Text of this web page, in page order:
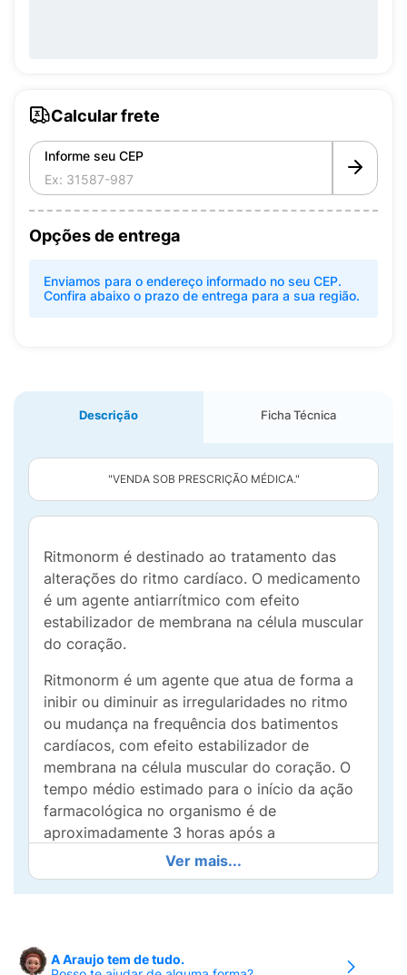
Calcular frete
Informe seu CEP
Opções de entrega
Enviamos para o endereço informado no seu CEP.
Confira abaixo o prazo de entrega para a sua região.
Descrição Ficha Técnica
"VENDA SOB PRESCRIÇÃO MÉDICA."
Ritmonorm é destinado ao tratamento das
alterações do ritmo cardíaco. O medicamento
é um agente antiarrítmico com efeito
estabilizador de membrana na célula muscular
do coração.
Ritmonorm é um agente que atua de forma a
inibir ou diminuir as irregularidades no ritmo
ou mudança na frequência dos batimentos
cardíacos, com efeito estabilizador de
membrana na célula muscular do coração. O
tempo médio estimado para o início da ação
farmacológica no organismo é de
aproximadamente 3 horas após a
administração oral.
QUANDO NÃO UTILIZAR ESTE
Ritmonorm é contraindicado em casos de:
Ver mais...
A Araujo tem de tudo.